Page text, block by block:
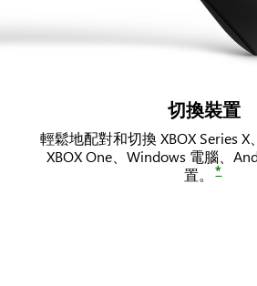
切換裝置
輕鬆地配對和切換 XBOX Series X
XBOX One、Windows 電腦、
置。
*